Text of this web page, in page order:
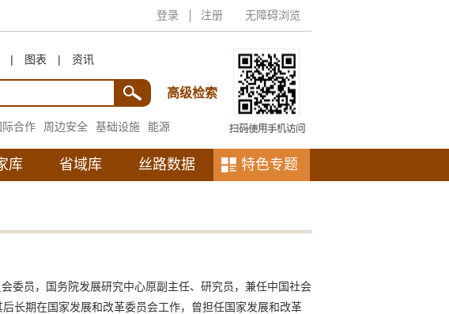
登录 注册 无障碍浏览
| 图表 | 资讯
高级检索
际合作 周边安全 基础设施
能源
库 省域库 丝路数据 特色专题
委员，国务院发展研究中心原副主任、研究员，兼任中国社会
长期在国家发展和改革委员会工作，曾担任国家发展和改革